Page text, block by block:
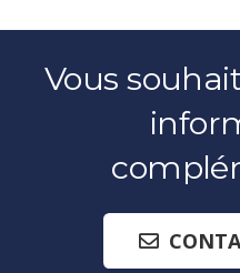
Vous